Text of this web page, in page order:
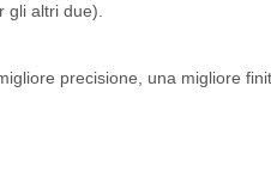
altri due).
precisione, una migliore